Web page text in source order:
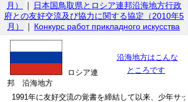
月）
｜
日本国鳥取県とロシア連邦沿海地方行政
府との友好交流及び協力に関する協定（2010年5
月）
｜ Конкурс работ прикладного искусства
ロシア連
邦 沿海地方
沿海地方はこんな
ところです
1991年に友好交流の覚書を締結して以来、少年サッ